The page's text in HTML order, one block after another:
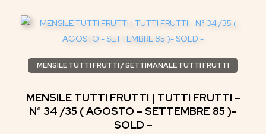
MENSILE TUTTI FRUTTI / SETTIMANALE TUTTI FRUTTI
MENSILE TUTTI FRUTTI | TUTTI FRUTTI –
N° 34 /35 ( AGOSTO – SETTEMBRE 85 )-
SOLD –